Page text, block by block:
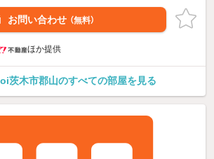
お問い合わせ （無料）
ほか提供
茨木市郡山のすべての部屋を見る